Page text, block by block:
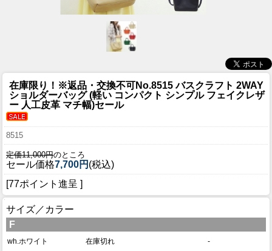
在庫限り！ ※返品・交換不可No.8515 バスクラフト 2WAY
ショルダーバッグ (軽い コンパクト シンプル フェイクレザ
ー 人工皮革 マチ幅)セール
8515
定価11,000円のところ
セール価格7,700円 (税込)
[77ポイント進呈 ]
サイズ／カラー
F
wh.ホワイト 在庫切れ -